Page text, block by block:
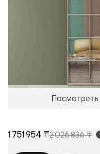
Посмотреть
1 751 954 ₸2 026 836 ₸ i